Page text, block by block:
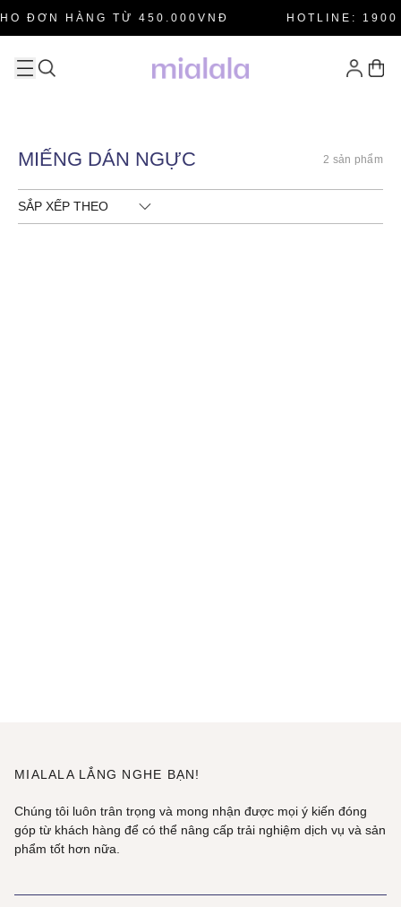
ĐƠN HÀNG TỪ 450.000VNĐ HOTLINE: 1900
MIẾNG DÁN NGỰC 2 sản phẩm
SẮP XẾP THEO
MIALALA LẮNG NGHE BẠN!
Chúng tôi luôn trân trọng và mong nhận được mọi ý kiến đóng
góp từ khách hàng để có thể nâng cấp trải nghiệm dịch vụ và sản
phẩm tốt hơn nữa.